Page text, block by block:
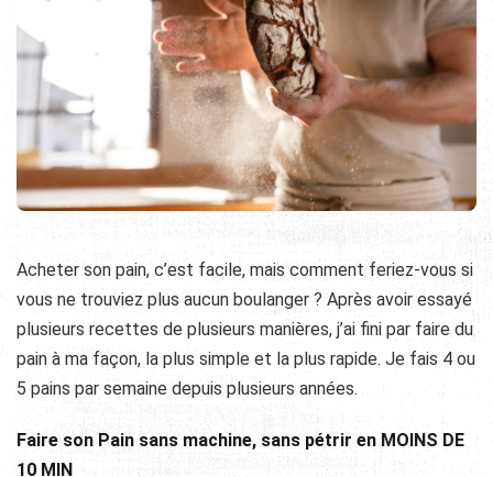
Acheter son pain, c’est facile, mais comment feriez-vous si
vous ne trouviez plus aucun boulanger ? Après avoir essayé
plusieurs recettes de plusieurs manières, j’ai fini par faire du
pain à ma façon, la plus simple et la plus rapide. Je fais 4 ou
5 pains par semaine depuis plusieurs années.
Faire son Pain sans machine, sans pétrir en MOINS DE
10 MIN